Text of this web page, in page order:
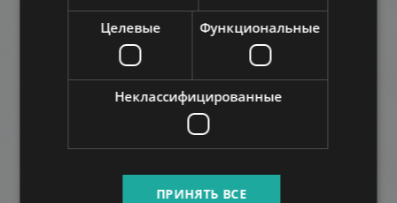
Арендная плата:724.000 HUF
Район 6 • 2 Спальни • 90 m
Целевые Функциональные
Неклассифицированные
ПРИНЯТЬ ВСЕ